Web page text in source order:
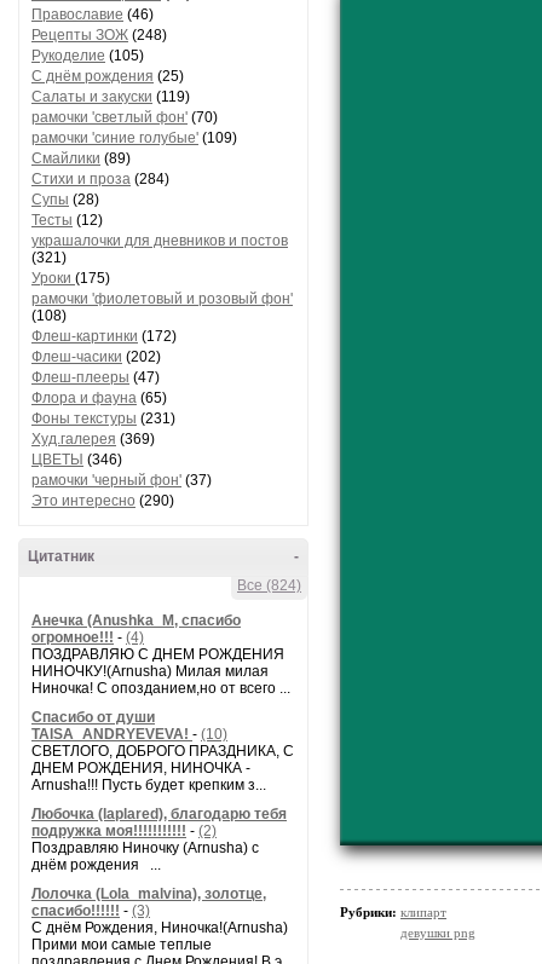
Православие (46)
Рецепты ЗОЖ (248)
Рукоделие (105)
С днём рождения (25)
Салаты и закуски (119)
рамочки 'светлый фон' (70)
рамочки 'синие голубые' (109)
Смайлики (89)
Стихи и проза (284)
Супы (28)
Тесты (12)
украшалочки для дневников и постов
(321)
Уроки (175)
рамочки 'фиолетовый и розовый фон'
(108)
Флеш-картинки (172)
Флеш-часики (202)
Флеш-плееры (47)
Флора и фауна (65)
Фоны текстуры (231)
Худ.галерея (369)
ЦВЕТЫ (346)
рамочки 'черный фон' (37)
Это интересно (290)
-
Цитатник
Все (824)
Анечка (Anushka_M, спасибо
огромное!!! - (4)
ПОЗДРАВЛЯЮ С ДНЕМ РОЖДЕНИЯ
НИНОЧКУ!(Arnusha) Милая милая
Ниночка! С опозданием,но от всего ...
Спасибо от души
TAISA_ANDRYEVEVA! - (10)
СВЕТЛОГО, ДОБРОГО ПРАЗДНИКА, С
ДНЕМ РОЖДЕНИЯ, НИНОЧКА -
Arnusha!!! Пусть будет крепким з...
Любочка (laplared), благодарю тебя
подружка моя!!!!!!!!!!! - (2)
Поздравляю Ниночку (Arnusha) с
днём рождения ...
Лолочка (Lola_malvina), золотце,
спасибо!!!!!! - (3)
С днём Рождения, Ниночка!(Аrnusha)
Прими мои самые теплые
Рубрики: клипарт
девушки png